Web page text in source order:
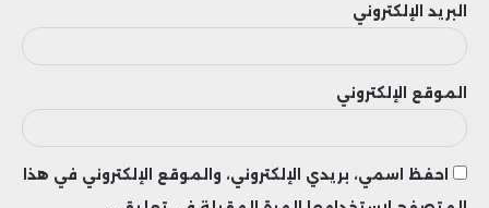
البريد الإلكتروني
الموقع الإلكتروني
احفظ اسمي، بريدي الإلكتروني، والموقع الإلكتروني في هذا